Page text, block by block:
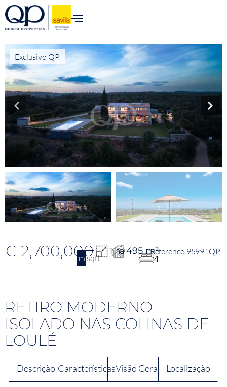
Exclusivo QP
€ 2,700,000
m2sqft
1 ha495 m²
4
95991QP
RETIRO MODERNO
ISOLADO NAS COLINAS DE
LOULÉ
Descrição CaracterísticasVisão Geral Localização